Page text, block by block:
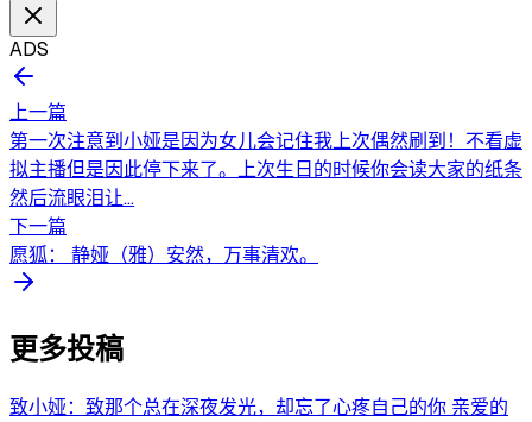
ADS
上一篇
第一次注意到小娅是因为女儿会记住我上次偶然刷到！不看虚
拟主播但是因此停下来了。上次生日的时候你会读大家的纸条
然后流眼泪让...
下一篇
愿狐： 静娅（雅）安然，万事清欢。
更多投稿
致小娅：致那个总在深夜发光，却忘了心疼自己的你 亲爱的